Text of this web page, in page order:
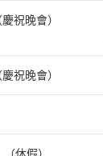
祝晚會）
祝晚會）
休假）